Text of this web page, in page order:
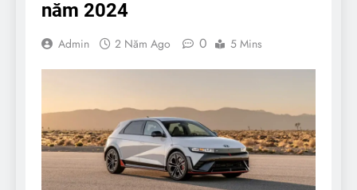
năm 2024
Admin 2 Năm Ago 0 5 Mins